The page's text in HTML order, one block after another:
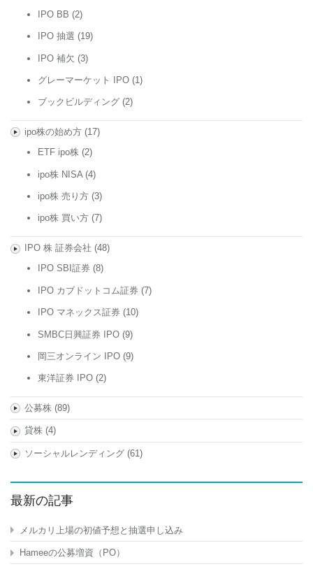
IPO BB (2)
IPO 抽選 (19)
IPO 補欠 (3)
グレーマーケット IPO (1)
ブックビルディング (2)
ipo株の始め方(17)
ETF ipo株 (2)
ipo株 NISA (4)
ipo株 売り方 (3)
ipo株 買い方 (7)
IPO 株 証券会社 (48)
IPO SBI証券 (8)
IPO カブドットコム証券 (7)
IPO マネックス証券 (10)
SMBC日興証券 IPO (9)
岡三オンライン IPO (9)
東洋証券 IPO (2)
公募株(89)
貸株(4)
ソーシャルレンディング(61)
最新の記事
メルカリ上場の初値予想と抽選申し込み
Hameeの公募増資（PO）